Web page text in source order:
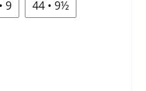
9
44 • 9½